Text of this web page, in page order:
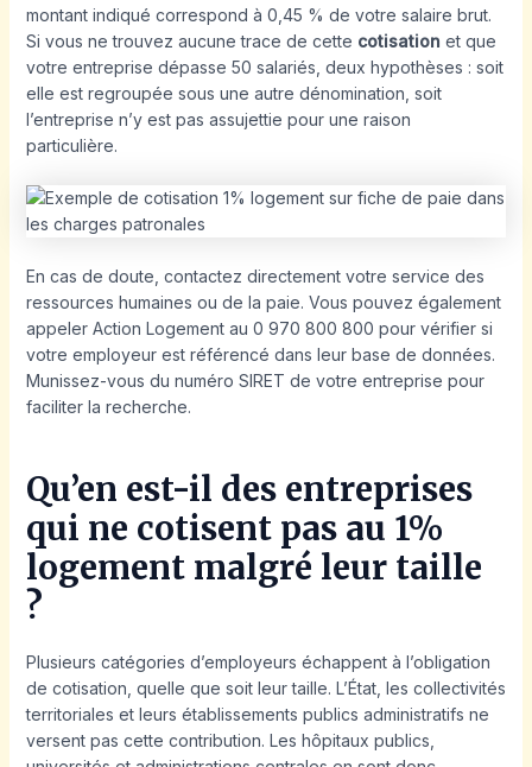
montant indiqué correspond à 0,45 % de votre salaire brut.
Si vous ne trouvez aucune trace de cette cotisation et que
votre entreprise dépasse 50 salariés, deux hypothèses : soit
elle est regroupée sous une autre dénomination, soit
l’entreprise n’y est pas assujettie pour une raison
particulière.
En cas de doute, contactez directement votre service des
ressources humaines ou de la paie. Vous pouvez également
appeler Action Logement au 0 970 800 800 pour vérifier si
votre employeur est référencé dans leur base de données.
Munissez-vous du numéro SIRET de votre entreprise pour
faciliter la recherche.
Qu’en est-il des entreprises
qui ne cotisent pas au 1%
logement malgré leur taille
?
Plusieurs catégories d’employeurs échappent à l’obligation
de cotisation, quelle que soit leur taille. L’État, les collectivités
territoriales et leurs établissements publics administratifs ne
versent pas cette contribution. Les hôpitaux publics,